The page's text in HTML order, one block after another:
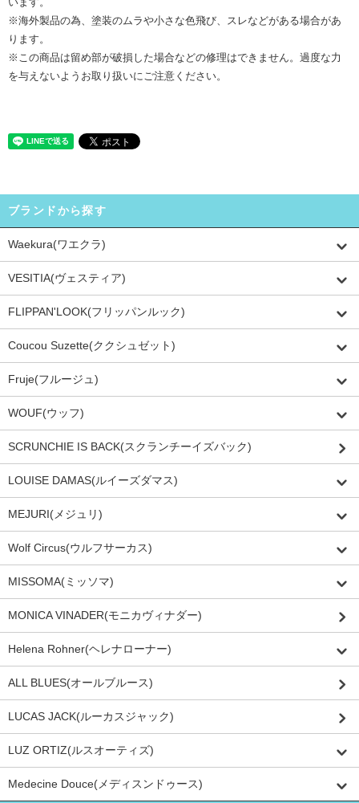
※海外製品の為、塗装のムラや小さな色飛び、スレなどがある場合があ
ります。
※この商品は留め部が破損した場合などの修理はできません。過度な力
を与えないようお取り扱いにご注意ください。
ブランドから探す
Waekura(ワエクラ)
VESITIA(ヴェスティア)
FLIPPAN'LOOK(フリッパンルック)
Coucou Suzette(ククシュゼット)
Fruje(フルージュ)
WOUF(ウッフ)
SCRUNCHIE IS BACK(スクランチーイズバック)
LOUISE DAMAS(ルイーズダマス)
MEJURI(メジュリ)
Wolf Circus(ウルフサーカス)
MISSOMA(ミッソマ)
MONICA VINADER(モニカヴィナダー)
Helena Rohner(ヘレナローナー)
ALL BLUES(オールブルース)
LUCAS JACK(ルーカスジャック)
LUZ ORTIZ(ルスオーティズ)
Medecine Douce(メディスンドゥース)